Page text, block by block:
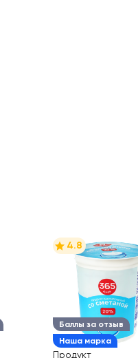
Баллы за отзыв
Наша марка
4.8
Продукт